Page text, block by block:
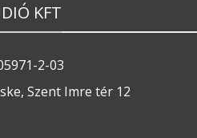
KFT
2-03
Szent Imre tér 12